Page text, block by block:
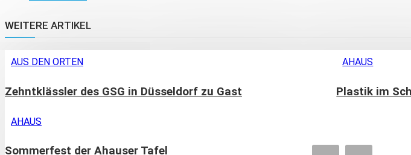
WEITERE ARTIKEL
AUS DEN ORTEN
Zehntklässler des GSG in Düsseldorf zu Gast
AHAUS
Plastik im
AHAUS
Sommerfest der Ahauser Tafel